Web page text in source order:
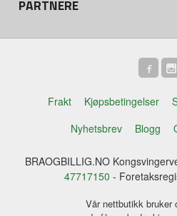
PARTNERE
Frakt Kjøpsbetingelser
Nyhetsbrev
Blogg
BRAOGBILLIG.NO
47717150 -
Vår nettbutikk bruker